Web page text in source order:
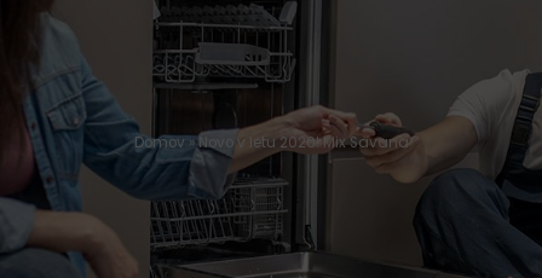
Domov »Novo v letu 2020! Mix Savana